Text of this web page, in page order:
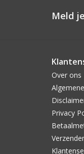
Meld
Over ons
Privacy